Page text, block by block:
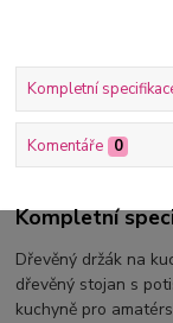
Kompletní
Komentáře 0
Kompletní
Dřevěný držák na
dřevěný stojan s
kuchyně pro